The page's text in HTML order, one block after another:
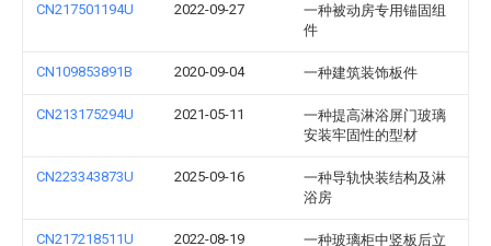
CN217501194U 2022-09-27
一种被动房专用锚固组
件
CN109853891B 2020-09-04 一种建筑装饰板件
CN213175294U 2021-05-11
一种提高淋浴屏门玻璃
安装牢固性的型材
CN223343873U 2025-09-16
一种导轨快装结构及淋
浴房
CN217218511U 2022-08-19
一种玻璃柜中竖板后立